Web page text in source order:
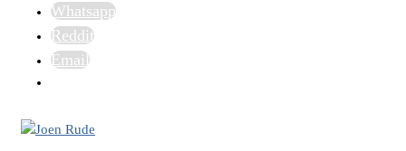
Whatsapp
Reddit
Email